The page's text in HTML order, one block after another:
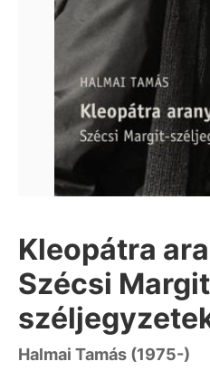
Kleopátra
Szécsi
Halmai Tamás (1975-)